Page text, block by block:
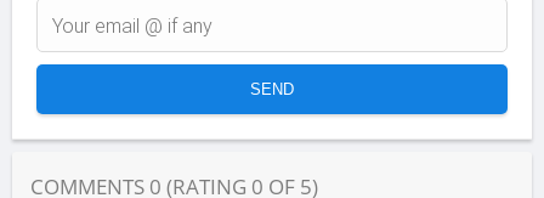
COMMENTS 0 (RATING 0 OF 5)